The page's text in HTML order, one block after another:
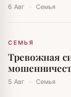
6 Авг · Семья
СЕМЬЯ
Тревожная
москвичей
5 Авг · Семья